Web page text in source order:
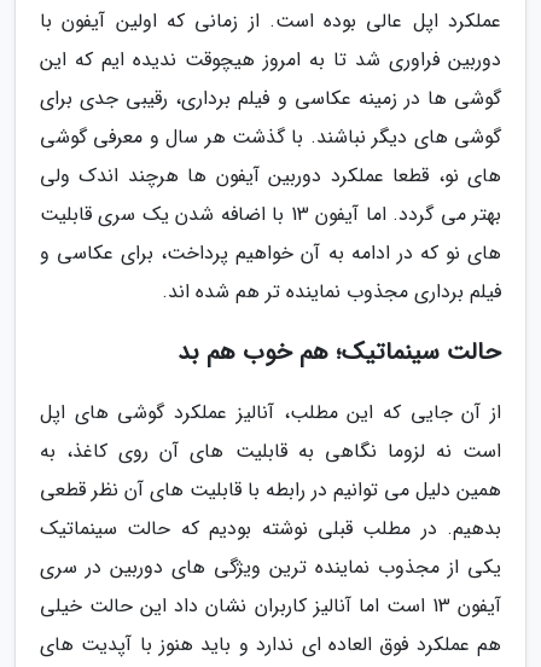
عملکرد اپل عالی بوده است. از زمانی که اولین آیفون با
دوربین فراوری شد تا به امروز هیچوقت ندیده ایم که این
گوشی ها در زمینه عکاسی و فیلم برداری، رقیبی جدی برای
گوشی های دیگر نباشند. با گذشت هر سال و معرفی گوشی
های نو، قطعا عملکرد دوربین آیفون ها هرچند اندک ولی
بهتر می گردد. اما آیفون 13 با اضافه شدن یک سری قابلیت
های نو که در ادامه به آن خواهیم پرداخت، برای عکاسی و
فیلم برداری مجذوب نماینده تر هم شده اند.
حالت سینماتیک؛ هم خوب هم بد
از آن جایی که این مطلب، آنالیز عملکرد گوشی های اپل
است نه لزوما نگاهی به قابلیت های آن روی کاغذ، به
همین دلیل می توانیم در رابطه با قابلیت های آن نظر قطعی
بدهیم. در مطلب قبلی نوشته بودیم که حالت سینماتیک
یکی از مجذوب نماینده ترین ویژگی های دوربین در سری
آیفون 13 است اما آنالیز کاربران نشان داد این حالت خیلی
هم عملکرد فوق العاده ای ندارد و باید هنوز با آپدیت های